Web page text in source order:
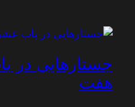
جستارهایی در
هفت